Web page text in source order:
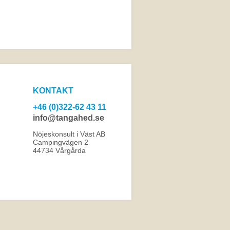
KONTAKT
+46 (0)322-62 43 11
info@tangahed.se
Nöjeskonsult i Väst AB
Campingvägen 2
44734 Vårgårda